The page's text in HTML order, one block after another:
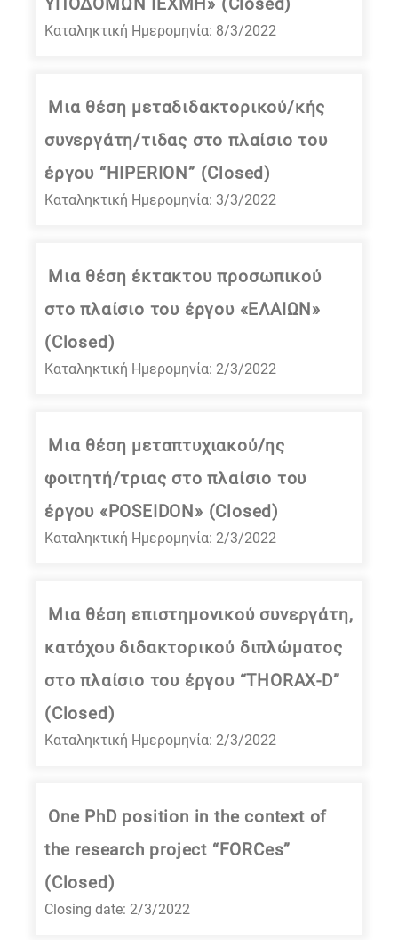
ΥΠΟΔΟΜΩΝ ΙΕΧΜΗ» (Closed)
Καταληκτική Ημερομηνία: 8/3/2022
Μια θέση μεταδιδακτορικού/κής
συνεργάτη/τιδας στο πλαίσιο του
έργου “HΙPERION” (Closed)
Καταληκτική Ημερομηνία: 3/3/2022
Μια θέση έκτακτου προσωπικού
στο πλαίσιο του έργου «ΕΛΑΙΩΝ»
(Closed)
Καταληκτική Ημερομηνία: 2/3/2022
Μια θέση μεταπτυχιακού/ης
φοιτητή/τριας στο πλαίσιο του
έργου «POSEIDON» (Closed)
Καταληκτική Ημερομηνία: 2/3/2022
Μια θέση επιστημονικού συνεργάτη,
κατόχου διδακτορικού διπλώματος
στο πλαίσιο του έργου “THORAX-D”
(Closed)
Καταληκτική Ημερομηνία: 2/3/2022
One PhD position in the context of
the research project “FORCes”
(Closed)
Closing date: 2/3/2022